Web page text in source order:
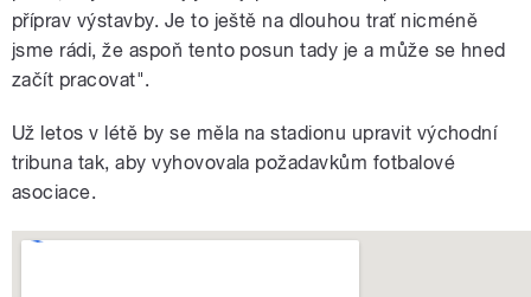
příprav výstavby. Je to ještě na dlouhou trať nicméně
jsme rádi, že aspoň tento posun tady je a může se hned
začít pracovat".
Už letos v létě by se měla na stadionu upravit východní
tribuna tak, aby vyhovovala požadavkům fotbalové
asociace.